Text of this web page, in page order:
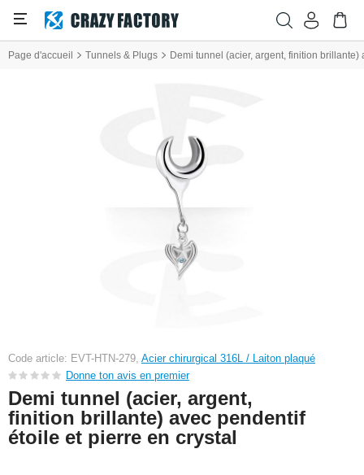
Page d'accueil Tunnels & Plugs Demi tunnel (acier, argent, finition
Code article: EVT-HTN-279, Acier chirurgical 316L / Laiton plaqué
Donne ton avis en premier
Demi tunnel (acier, argent,
finition brillante) avec pendentif
étoile et pierre en crystal